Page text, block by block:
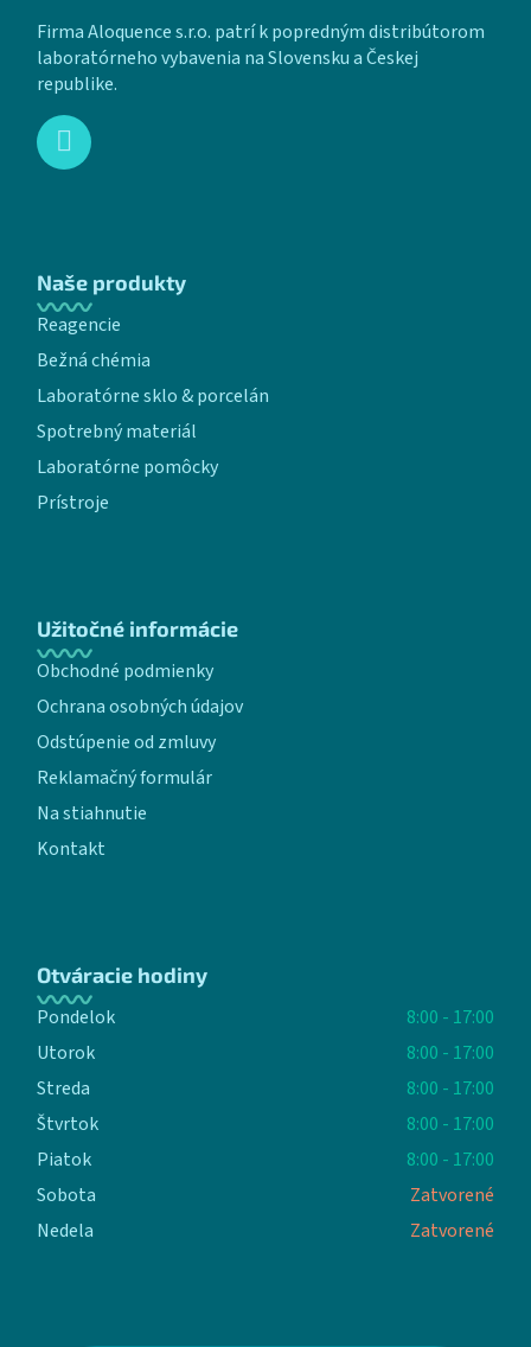
Firma Aloquence s.r.o. patrí k popredným distribútorom
laboratórneho vybavenia na Slovensku a Českej
republike.
Naše produkty
Reagencie
Bežná chémia
Laboratórne sklo & porcelán
Spotrebný materiál
Laboratórne pomôcky
Prístroje
Užitočné informácie
Obchodné podmienky
Ochrana osobných údajov
Odstúpenie od zmluvy
Reklamačný formulár
Na stiahnutie
Kontakt
Otváracie hodiny
Pondelok
8:00 - 17:00
Utorok
8:00 - 17:00
Streda
8:00 - 17:00
Štvrtok
8:00 - 17:00
Piatok
8:00 - 17:00
Sobota
Zatvorené
Nedela
Zatvorené